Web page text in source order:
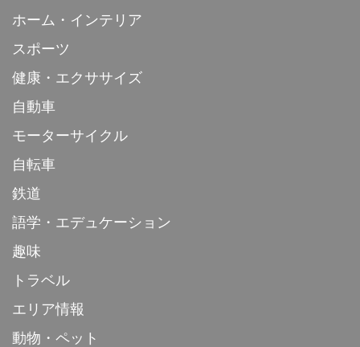
ホーム・インテリア
スポーツ
健康・エクササイズ
自動車
モーターサイクル
自転車
鉄道
語学・エデュケーション
趣味
トラベル
エリア情報
動物・ペット